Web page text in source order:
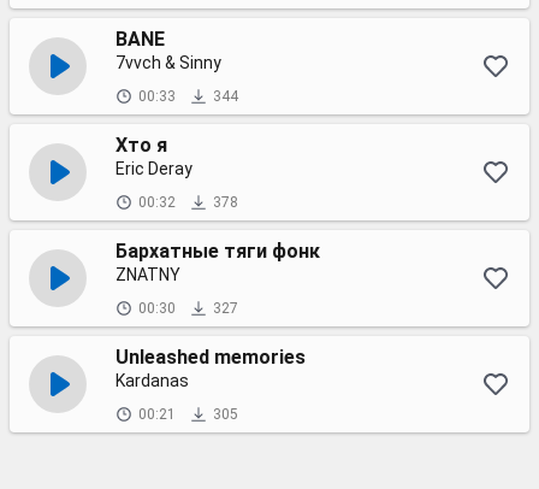
BANE
7vvch & Sinny
00:33 344
Хто я
Eric Deray
00:32 378
Бархатные тяги фонк
ZNATNY
00:30 327
Unleashed memories
Kardanas
00:21 305